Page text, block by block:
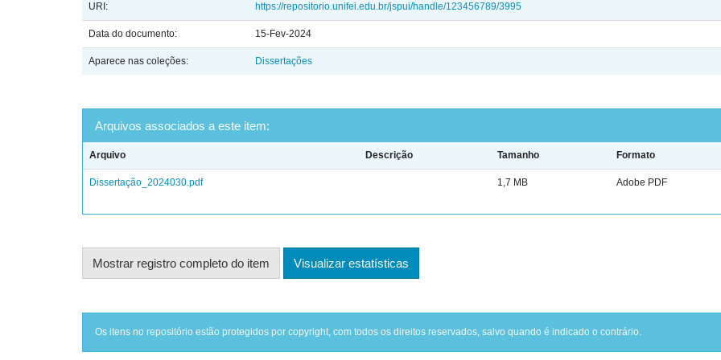
URI: https://repositorio.unifei.edu.br/jspui/handle/123456789/3995
Data do documento: 15-Fev-2024
Aparece nas coleções: Dissertações
Arquivos associados a este item:
Arquivo Descrição Tamanho Formato
Dissertação_2024030.pdf 1,7 MB Adobe PDF
Mostrar registro completo do item Visualizar estatísticas
Os itens no repositório estão protegidos por copyright, com todos os direitos reservados, salvo quando é indicado o contrário.